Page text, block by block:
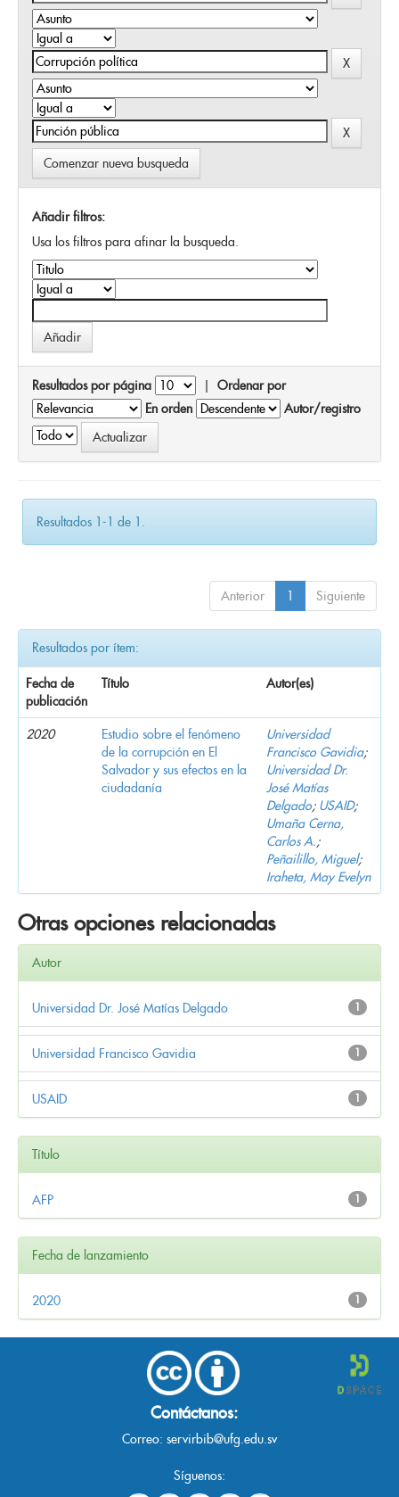
Comenzar nueva busqueda
Añadir filtros:
Usa los filtros para afinar la busqueda.
Resultados por página | Ordenar por
En orden
Autor/registro
Resultados 1-1 de 1.
Anterior 1 Siguiente
Resultados por ítem:
Fecha de
publicación
Título Autor(es)
2020
Estudio sobre el fenómeno
de la corrupción en El
Salvador y sus efectos en la
ciudadanía
Universidad
Francisco Gavidia;
Universidad Dr.
José Matías
Delgado; USAID;
Umaña Cerna,
Carlos A.;
Peñailillo, Miguel;
Iraheta, May Evelyn
Otras opciones relacionadas
Autor
1
Universidad Dr. José Matías Delgado
1
Universidad Francisco Gavidia
1
USAID
Título
1
AFP
Fecha de lanzamiento
1
2020
Contáctanos:
Correo: servirbib@ufg.edu.sv
Síguenos: